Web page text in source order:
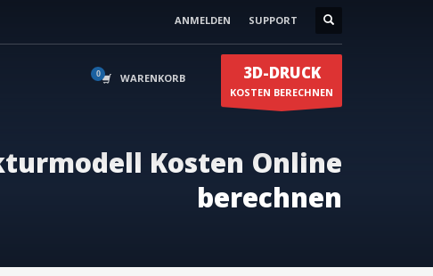
0174 59500 85
info@3duss.de
ANMELDEN SUPPORT
WARENKORB 3D-DRUCK
KOSTEN BERECHNEN
Kosten Online
berechnen